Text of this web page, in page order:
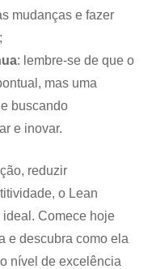
mudanças e fazer
: lembre-se de que o
mas uma
buscando
e inovar.
reduzir
o Lean
ideal. Comece hoje
e descubra como ela
nível de excelência